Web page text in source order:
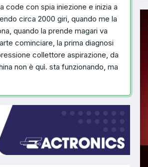
code con spia iniezione e inizia a
circa 2000 giri, quando me la
quando la prende magari va
cominciare, la prima diagnosi
collettore aspirazione, da
non è quì. sta funzionando, ma